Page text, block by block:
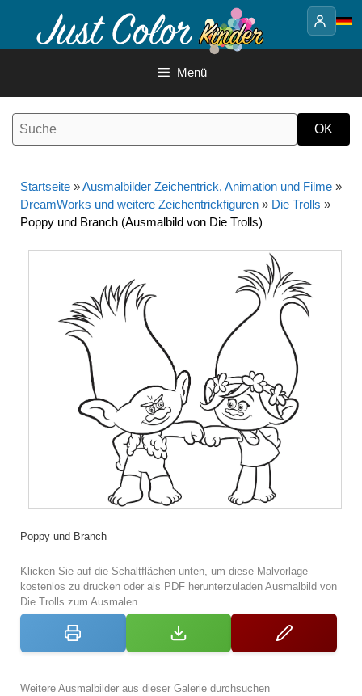
Inhalt
Menü
Startseite »Ausmalbilder Zeichentrick, Animation und Filme »
DreamWorks und weitere Zeichentrickfiguren » Die Trolls »
Poppy und Branch (Ausmalbild von Die Trolls)
Poppy und Branch
Klicken Sie auf die Schaltflächen unten, um diese Malvorlage
kostenlos zu drucken oder als PDF herunterzuladen Ausmalbild von
Die Trolls zum Ausmalen
Weitere Ausmalbilder aus dieser Galerie durchsuchen